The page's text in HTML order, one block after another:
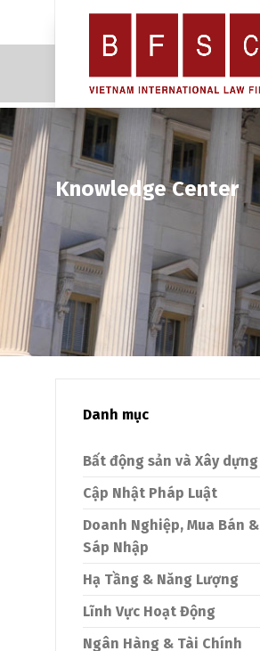
Knowledge Center
Danh mục
Bất động sản và Xây dựng
Cập Nhật Pháp Luật
Doanh Nghiệp, Mua Bán &
Sáp Nhập
Hạ Tầng & Năng Lượng
Lĩnh Vực Hoạt Động
Ngân Hàng & Tài Chính